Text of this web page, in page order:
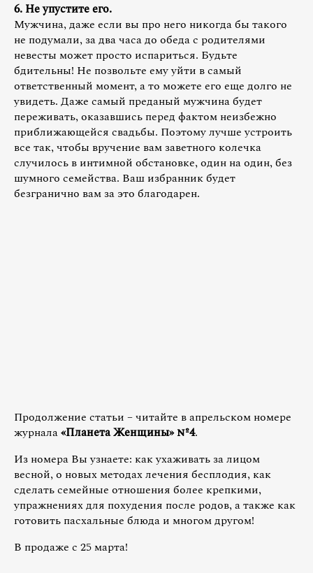
6. Не упустите его.
Мужчина, даже если вы про него никогда бы такого
не подумали, за два часа до обеда с родителями
невесты может просто испариться. Будьте
бдительны! Не позвольте ему уйти в самый
ответственный момент, а то можете его еще долго не
увидеть. Даже самый преданый мужчина будет
переживать, оказавшись перед фактом неизбежно
приближающейся свадьбы. Поэтому лучше устроить
все так, чтобы вручение вам заветного колечка
случилось в интимной обстановке, один на один, без
шумного семейства. Ваш избранник будет
безгранично вам за это благодарен.
Продолжение статьи – читайте в апрельском номере
журнала«Планета Женщины» №4.
Из номера Вы узнаете: как ухаживать за лицом
весной, о новых методах лечения бесплодия, как
сделать семейные отношения более крепкими,
упражнениях для похудения после родов, а также как
готовить пасхальные блюда и многом другом!
В продаже с 25 марта!